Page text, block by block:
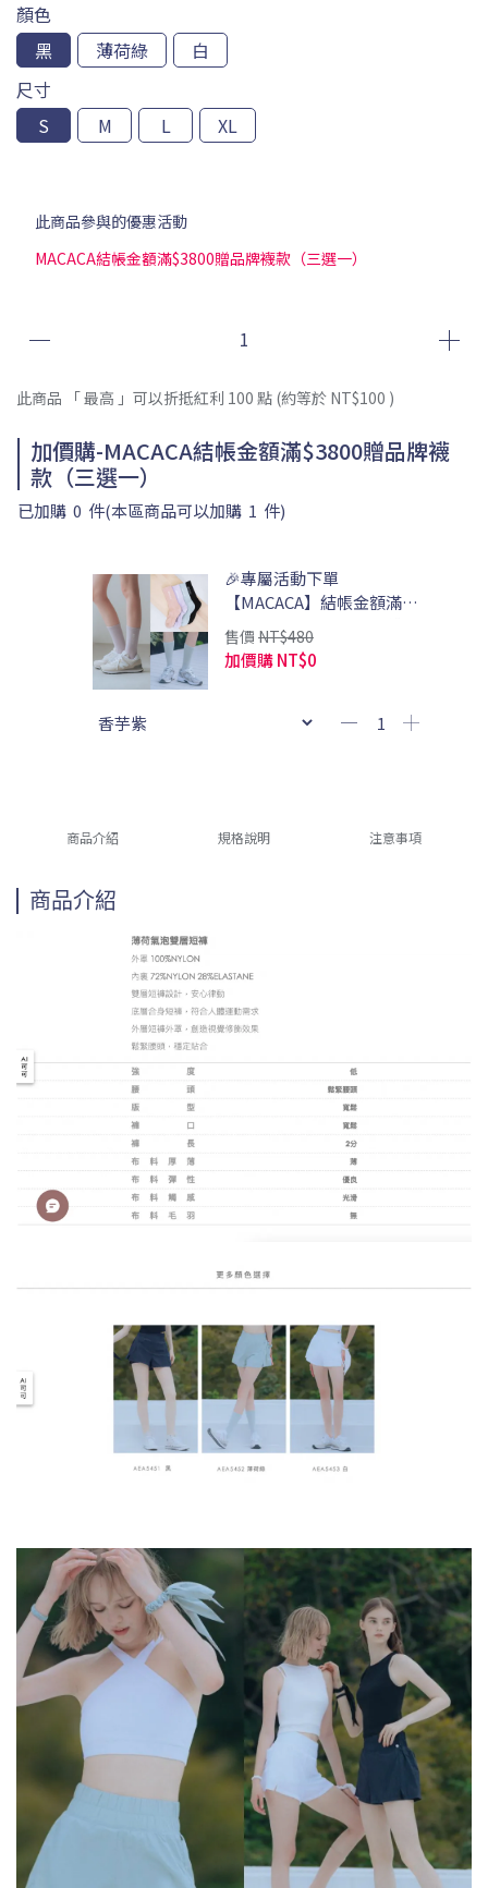
顏色
黑
薄荷綠
白
尺寸
S
M L XL
此商品參與的優惠活動
MACACA結帳金額滿$3800贈品牌襪款（三選一）
此商品 「 最高 」可以折抵紅利 100 點 (約等於 NT$100 )
加價購-MACACA結帳金額滿$3800贈品牌襪
款（三選一）
已加購 0 件(本區商品可以加購 1 件)
🎉專屬活動下單
【MACACA】結帳金額滿
$3800 贈踩上雲端中筒襪(請
自行計算)
售價 NT$480
加價購NT$0
商品介紹 規格說明 注意事項
商品介紹